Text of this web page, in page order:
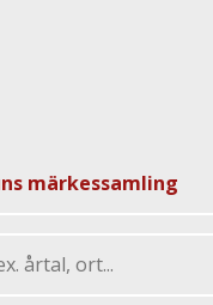
märkessamling